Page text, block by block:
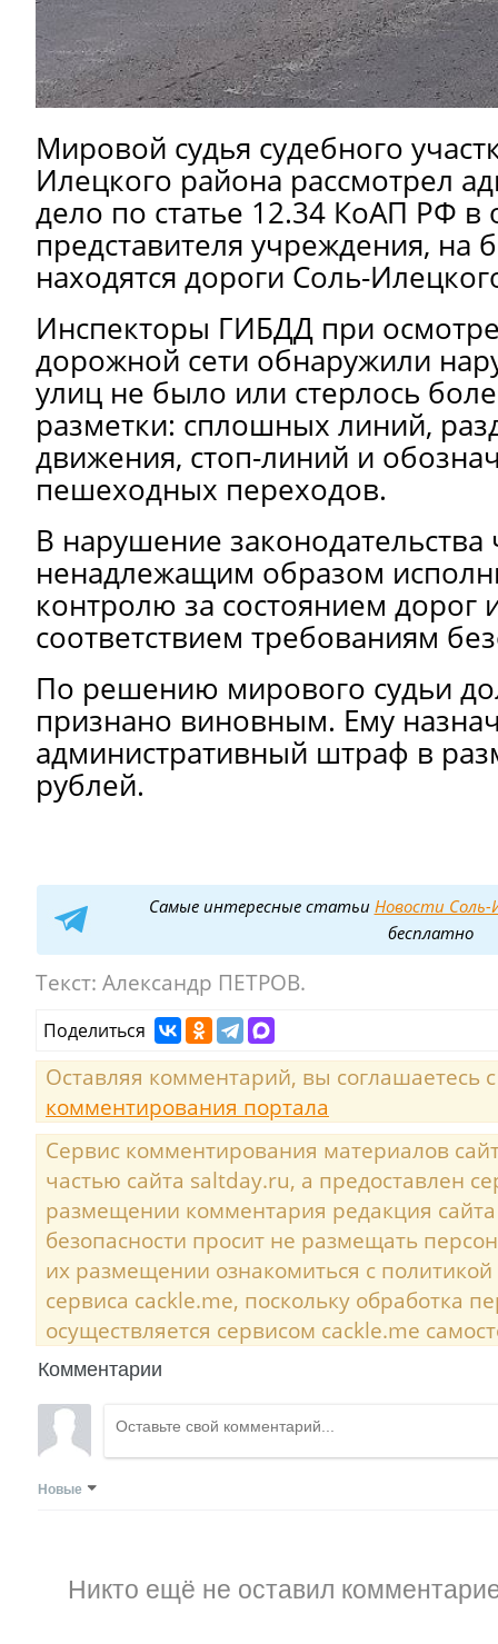
Мировой судья судебного
Илецкого района рассмотрел
дело по статье 12.34 КоАП РФ
представителя учреждения, на
находятся дороги Соль-
Инспекторы ГИБДД при
дорожной сети обнаружили
улиц не было или стерлось
разметки: сплошных линий,
движения, стоп-линий и
пешеходных переходов.
В нарушение
ненадлежащим образом
контролю за состоянием дорог
соответствием требованиям
По решению мирового судьи
признано виновным. Ему
административный штраф в
рублей.
Самые интересные статьи Новости Соль-
бесплатно
Текст: Александр ПЕТРОВ.
Поделиться
Оставляя комментарий, вы соглашаетесь
комментирования портала
Сервис комментирования материалов
частью сайта saltday.ru, а предоставлен
размещении комментария редакция
безопасности просит не размещать
их размещении ознакомиться с
сервиса cackle.me, поскольку обработка
осуществляется сервисом cackle.me
Комментарии
Новые
Никто ещё не оставил